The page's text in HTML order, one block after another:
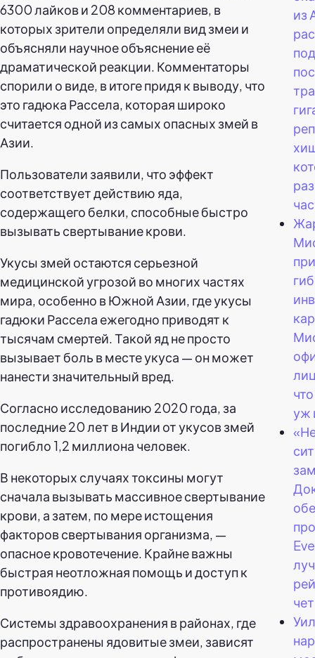
6300 лайков и 208 комментариев, в
которых зрители определяли вид змеи и
объясняли научное объяснение её
драматической реакции. Комментаторы
спорили о виде, в итоге придя к выводу, что
это гадюка Рассела, которая широко
считается одной из самых опасных змей в
Азии.
Пользователи заявили, что эффект
соответствует действию яда,
содержащего белки, способные быстро
вызывать свертывание крови.
Укусы змей остаются серьезной
медицинской угрозой во многих частях
мира, особенно в Южной Азии, где укусы
гадюки Рассела ежегодно приводят к
тысячам смертей. Такой яд не просто
вызывает боль в месте укуса — он может
нанести значительный вред.
Согласно исследованию 2020 года, за
последние 20 лет в Индии от укусов змей
погибло 1,2 миллиона человек.
В некоторых случаях токсины могут
сначала вызывать массивное свертывание
крови, а затем, по мере истощения
факторов свертывания организма, —
опасное кровотечение. Крайне важны
быстрая неотложная помощь и доступ к
противоядию.
Системы здравоохранения в районах, где
распространены ядовитые змеи, зависят
из
уж